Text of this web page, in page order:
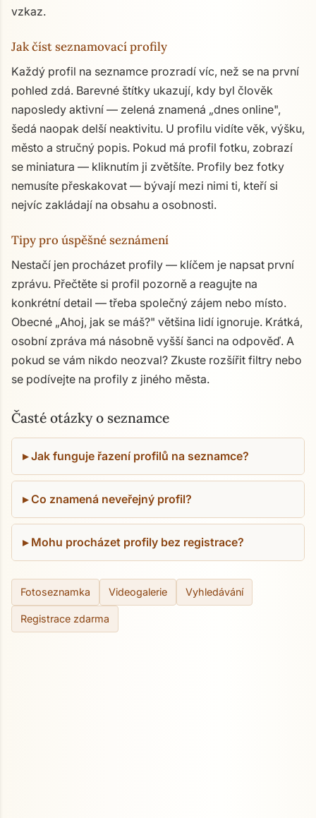
vzkaz.
Jak číst seznamovací profily
Každý profil na seznamce prozradí víc, než se na první
pohled zdá. Barevné štítky ukazují, kdy byl člověk
naposledy aktivní — zelená znamená „dnes online",
šedá naopak delší neaktivitu. U profilu vidíte věk, výšku,
město a stručný popis. Pokud má profil fotku, zobrazí
se miniatura — kliknutím ji zvětšíte. Profily bez fotky
nemusíte přeskakovat — bývají mezi nimi ti, kteří si
nejvíc zakládají na obsahu a osobnosti.
Tipy pro úspěšné seznámení
Nestačí jen procházet profily — klíčem je napsat první
zprávu. Přečtěte si profil pozorně a reagujte na
konkrétní detail — třeba společný zájem nebo místo.
Obecné „Ahoj, jak se máš?" většina lidí ignoruje. Krátká,
osobní zpráva má násobně vyšší šanci na odpověď. A
pokud se vám nikdo neozval? Zkuste rozšířit filtry nebo
se podívejte na profily z jiného města.
Časté otázky o seznamce
Jak funguje řazení profilů na seznamce?
Co znamená neveřejný profil?
Mohu procházet profily bez registrace?
Fotoseznamka Videogalerie Vyhledávání
Registrace zdarma